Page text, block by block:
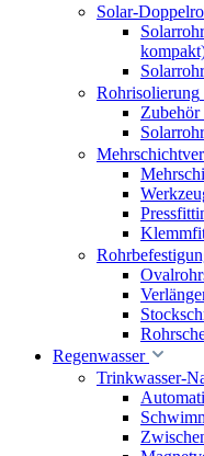
Solar-
Rohrisolierung
Regenwasser
Trinkwasser-